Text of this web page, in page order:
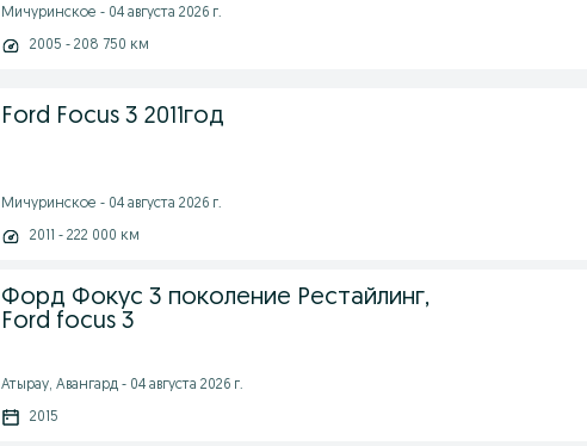
Мичуринское - 04 августа 2026 г.
2005 - 208 750 км
Ford Focus 3 2011год
Мичуринское - 04 августа 2026 г.
2011 - 222 000 км
Форд Фокус 3 поколение Рестайлинг,
Ford focus 3
Атырау, Авангард - 04 августа 2026 г.
2015